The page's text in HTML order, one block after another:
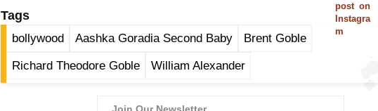
post on
Instagra
m
Tags
bollywood Aashka Goradia Second Baby Brent Goble
Richard Theodore Goble William Alexander